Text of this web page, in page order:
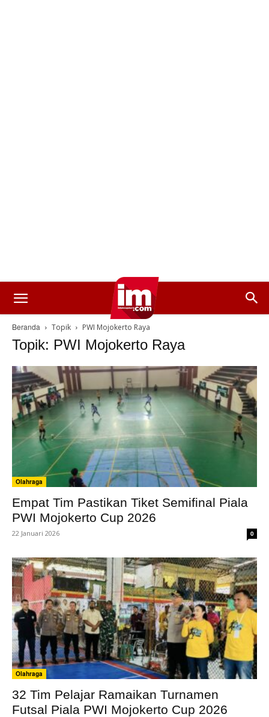
Beranda Topik PWI Mojokerto Raya
Topik: PWI Mojokerto Raya
Olahraga
Empat Tim Pastikan Tiket Semifinal Piala
PWI Mojokerto Cup 2026
22 Januari 2026 0
Olahraga
32 Tim Pelajar Ramaikan Turnamen
Futsal Piala PWI Mojokerto Cup 2026